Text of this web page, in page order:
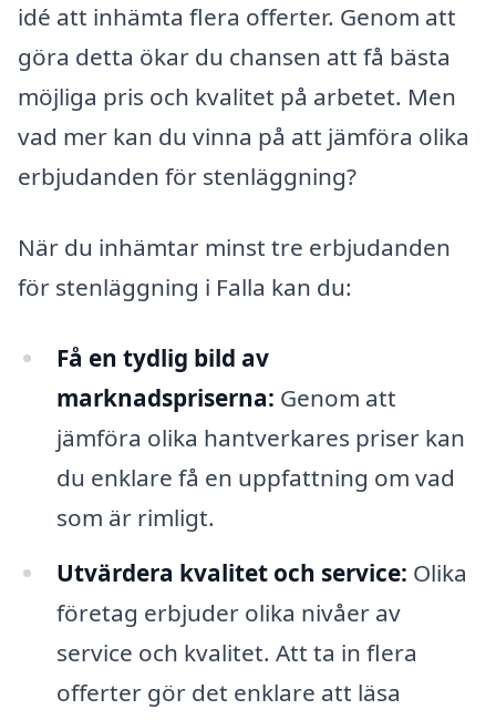
idé att inhämta flera offerter. Genom att
göra detta ökar du chansen att få bästa
möjliga pris och kvalitet på arbetet. Men
vad mer kan du vinna på att jämföra olika
erbjudanden för stenläggning?
När du inhämtar minst tre erbjudanden
för stenläggning i Falla kan du:
Få en tydlig bild av
marknadspriserna: Genom att
jämföra olika hantverkares priser kan
du enklare få en uppfattning om vad
som är rimligt.
Utvärdera kvalitet och service: Olika
företag erbjuder olika nivåer av
service och kvalitet. Att ta in flera
offerter gör det enklare att läsa